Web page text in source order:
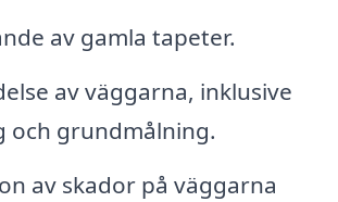
av gamla tapeter.
av väggarna, inklusive
och grundmålning.
av skador på väggarna